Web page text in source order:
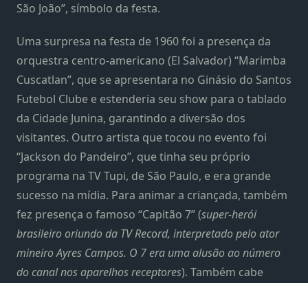
São João”, símbolo da festa.
Uma surpresa na festa de 1960 foi a presença da
orquestra centro-americano (El Salvador) “Marimba
Cuscatlan”, que se apresentara no Ginásio do Santos
Futebol Clube e estenderia seu show para o tablado
da Cidade Junina, garantindo a diversão dos
visitantes. Outro artista que tocou no evento foi
“Jackson do Pandeiro”, que tinha seu próprio
programa na TV Tupi, de São Paulo, e era grande
sucesso na mídia. Para animar a criançada, também
fez presença o famoso “Capitão 7” (super-herói
brasileiro oriundo da TV Record, interpretado pelo ator
mineiro Ayres Campos. O 7 era uma alusão ao número
do canal nos aparelhos receptores). Também cabe